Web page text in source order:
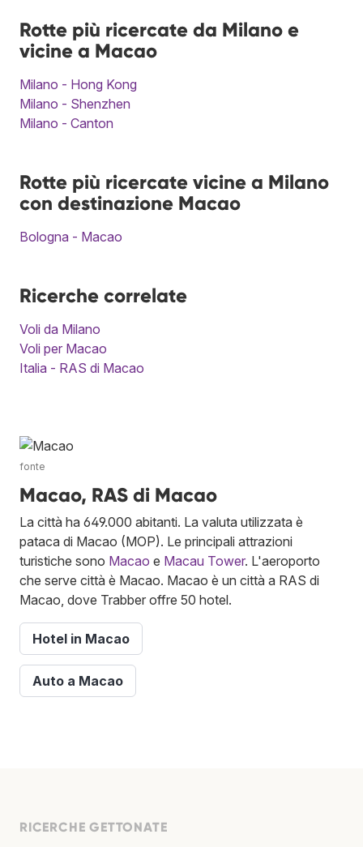
Rotte più ricercate da Milano e
vicine a Macao
Milano - Hong Kong
Milano - Shenzhen
Milano - Canton
Rotte più ricercate vicine a Milano
con destinazione Macao
Bologna - Macao
Ricerche correlate
Voli da Milano
Voli per Macao
Italia - RAS di Macao
fonte
Macao, RAS di Macao
La città ha 649.000 abitanti. La valuta utilizzata è
pataca di Macao (MOP). Le principali attrazioni
turistiche sono Macao e Macau Tower. L'aeroporto
che serve città è Macao. Macao è un città a RAS di
Macao, dove Trabber offre 50 hotel.
Hotel in Macao
Auto a Macao
RICERCHE GETTONATE